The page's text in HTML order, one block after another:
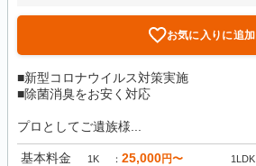
お気に入りに追加
■新型コロナウイルス対策実施
■除菌消臭をお安く対応
プロとしてご遺族様...
基本料金 1K 25,000円〜 1LDK